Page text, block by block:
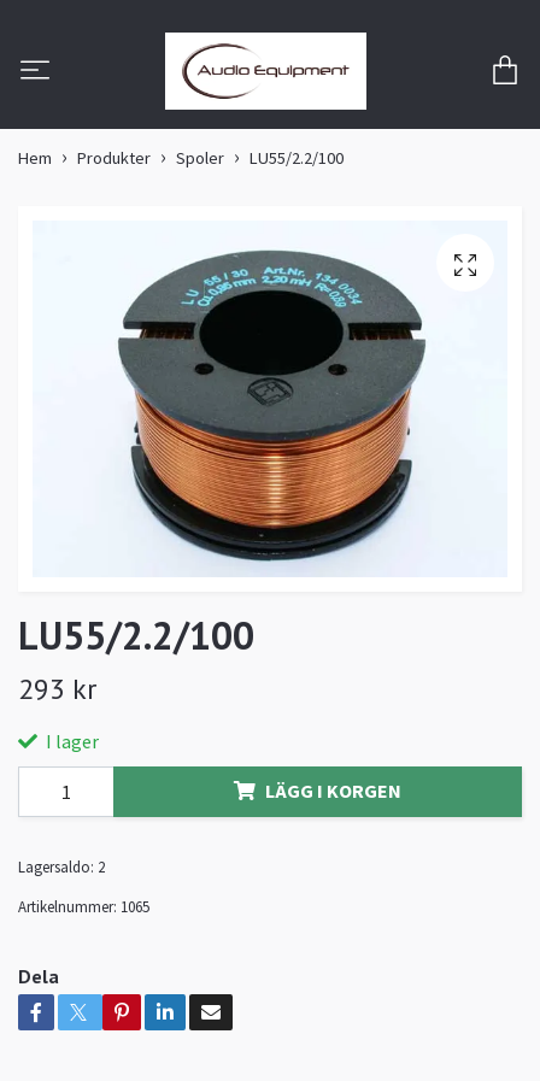
Hem Produkter Spoler LU55/2.2/100
LU55/2.2/100
293 kr
I lager
LÄGG I KORGEN
Lagersaldo: 2
Artikelnummer: 1065
Dela